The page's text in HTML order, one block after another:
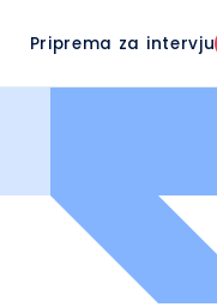
Priprema za intervju